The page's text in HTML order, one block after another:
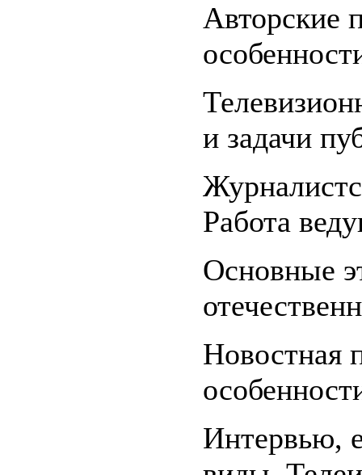
Авторские
и задачи
Работа
Основные
Новостная
Интервью,